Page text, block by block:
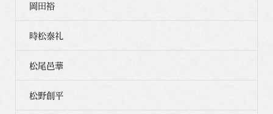
岡田裕
時松泰礼
松尾邑華
松野創平